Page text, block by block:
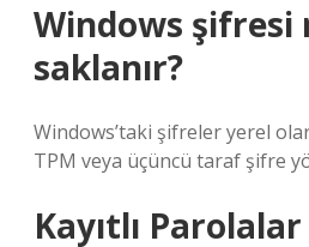
Windows şifresi
saklanır?
Windows’taki şifreler yerel
TPM veya üçüncü taraf şifre
Kayıtlı Parolalar